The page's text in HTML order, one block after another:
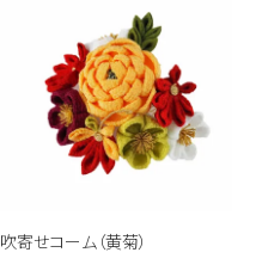
吹寄せコーム（黄菊）